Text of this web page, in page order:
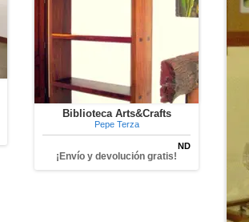
Biblioteca Arts&Crafts
Pepe Terza
ND
¡Envío y devolución gratis!